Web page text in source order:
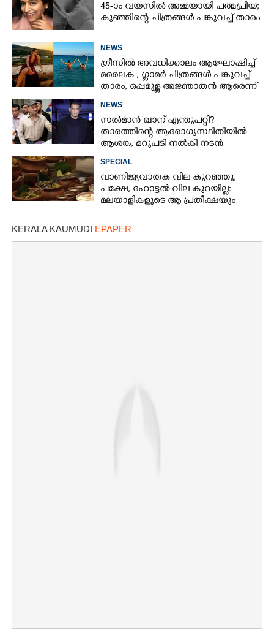
45-ാം വയസിൽ അമ്മയായി പത്മപ്രിയ;
കുഞ്ഞിന്റെ ചിത്രങ്ങൾ പങ്കുവച്ച് താരം
NEWS
ഗ്രീസിൽ അവധിക്കാലം ആഘോഷിച്ച്
മലൈക ,​ ഗ്ലാമർ ചിത്രങ്ങൾ പങ്കുവച്ച്
താരം,​ ഒപ്പമുള്ള അജ്ഞാതൻ ആരെന്ന്
NEWS
സൽമാൻ ഖാന് എന്തുപറ്റി?
താരത്തിന്റെ ആരോഗ്യസ്ഥിതിയിൽ
ആശങ്ക, മറുപടി നൽകി നടൻ
SPECIAL
വാണിജ്യവാതക വില കുറഞ്ഞു,
പക്ഷേ, ഹോട്ടൽ വില കുറയില്ല:
മലയാളികളുടെ ആ പ്രതീക്ഷയും
KERALA KAUMUDI EPAPER